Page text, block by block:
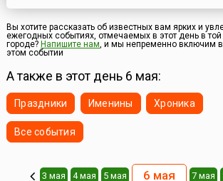
молодежи, к музеям. Он проходит
мая, обычно в выходные – в ночь с
воскресенье, и приурочен к
музеев.Ночь музеев – единственное
Вы хотите рассказать об известных вам ярких и
ежегодных событиях, отмечаемых в этот день в той
городе? Напишите нам, и мы непременно включим в
этом событии
А также в этот день 6 мая:
Праздники Именины Хроника
Все события
3 мая 4 мая 5 мая 6 мая 7 мая